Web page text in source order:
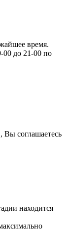
время.
00 до 21-00 по
Вы соглашаетесь
находится